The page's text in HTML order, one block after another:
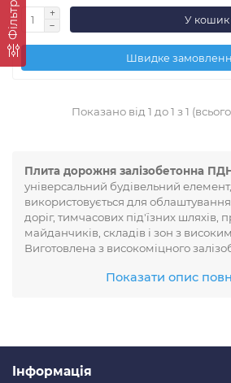
Фільтр У кошик
Швидке
Показано від 1 до 1 з 1
Плита дорожня залізобетонна
універсальний будівельний
використовується для
доріг, тимчасових під'їзних шляхів,
майданчиків, складів і зон з
Виготовлена з високоміцного
механічних і природних впливів.
транспорту, зокрема
Показати опис
Iнформація